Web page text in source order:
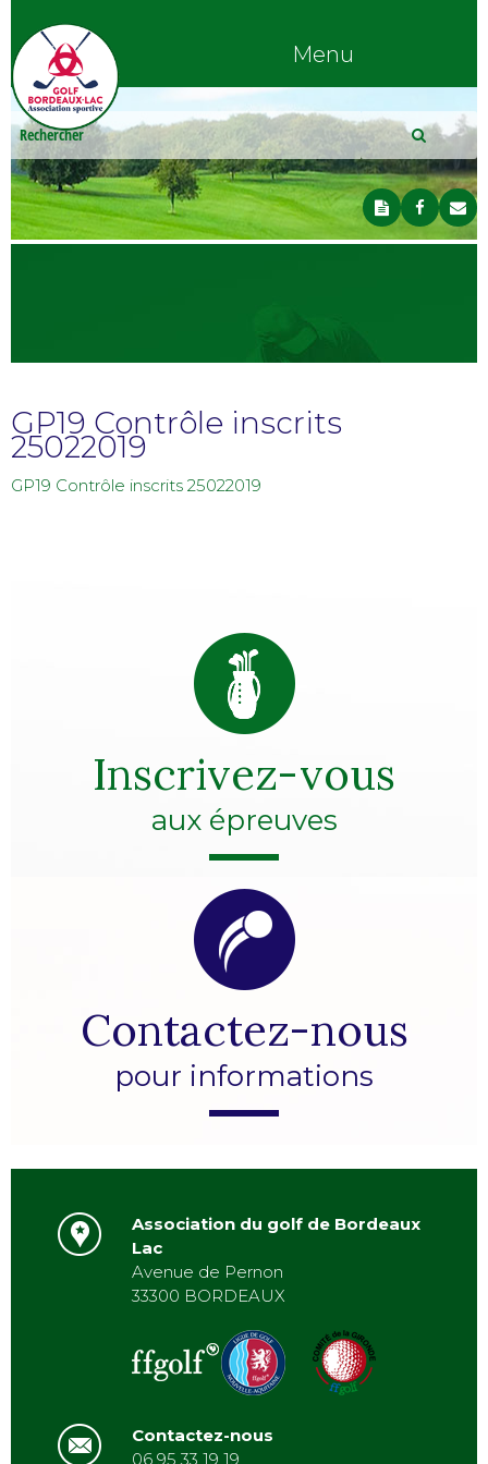
Menu
GP19 Contrôle inscrits
25022019
GP19 Contrôle inscrits 25022019
Inscrivez-vous
aux épreuves
Contactez-nous
pour informations
Association du golf de Bordeaux
Lac
Avenue de Pernon
33300 BORDEAUX
Contactez-nous
06 95 33 19 19